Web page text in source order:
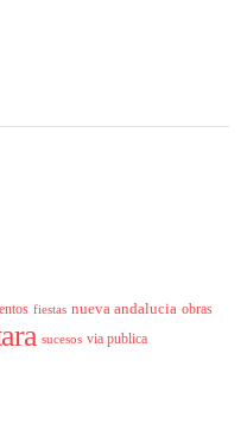
fiestas nueva andalucia obras
sucesos via publica